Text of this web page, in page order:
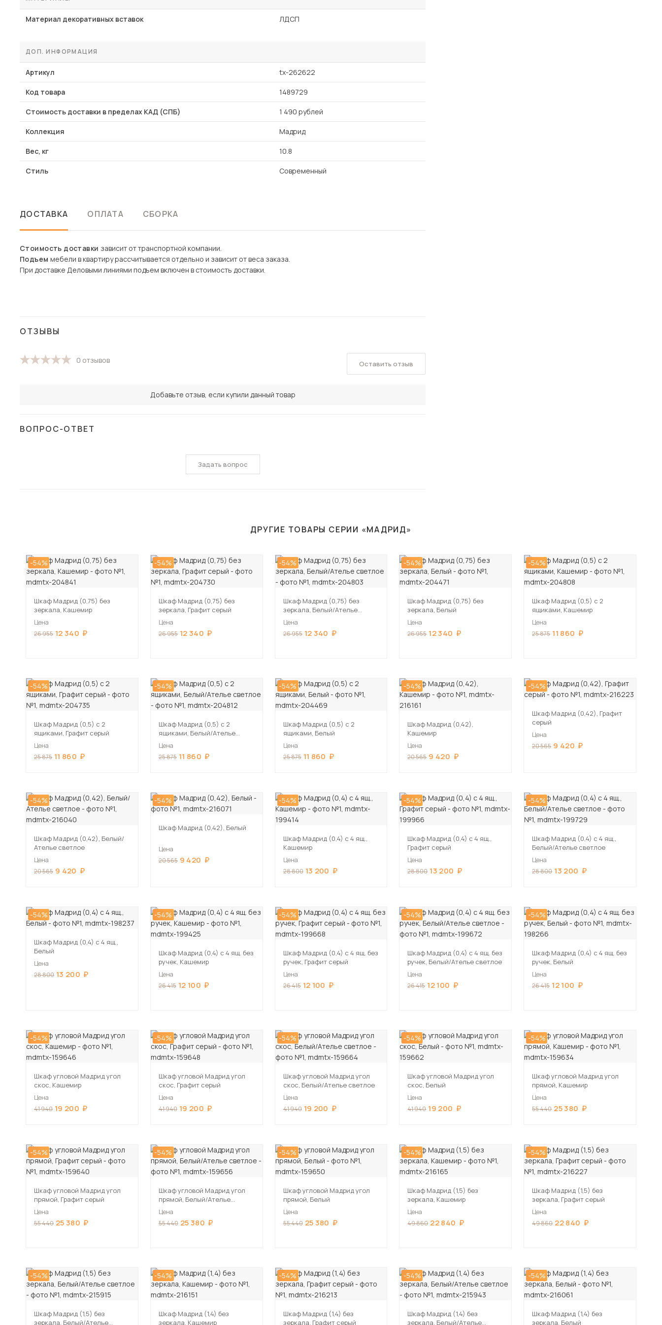
Материал декоративных вставок ЛДСП
ДОП. ИНФОРМАЦИЯ
Артикул tx-262622
Код товара 1489729
Стоимость доставки в пределах КАД (СПБ) 1 490 рублей
Коллекция Мадрид
Вес, кг 10.8
Стиль Современный
ДОСТАВКА ОПЛАТА СБОРКА
Стоимость доставки зависит от транспортной компании.
Подъем мебели в квартиру рассчитывается отдельно и зависит от веса заказа.
При доставке Деловыми линиями подъем включен в стоимость доставки.
ОТЗЫВЫ
0 отзывов
Добавьте отзыв, если купили данный товар
Оставить отзыв
ВОПРОС-ОТВЕТ
Задать вопрос
ДРУГИЕ ТОВАРЫ СЕРИИ «МАДРИД»
-54%
Шкаф Мадрид (0,75) без
зеркала, Кашемир
Цена
26 955 12 340
-54%
Шкаф Мадрид (0,75) без
зеркала, Графит серый
Цена
26 955 12 340
-54%
Шкаф Мадрид (0,75) без
зеркала, Белый/Ателье
светлое
Цена
26 955 12 340
-54%
Шкаф Мадрид (0,75) без
зеркала, Белый
Цена
26 955 12 340
-54%
Шкаф Мадрид (0,5) с 2
ящиками, Кашемир
Цена
25 875 11 860
-54%
Шкаф Мадрид (0,5) с 2
ящиками, Графит серый
Цена
25 875 11 860
-54%
Шкаф Мадрид (0,5) с 2
ящиками, Белый/Ателье
светлое
Цена
25 875 11 860
-54%
Шкаф Мадрид (0,5) с 2
ящиками, Белый
Цена
25 875 11 860
-54%
Шкаф Мадрид (0,42),
Кашемир
Цена
20 565 9 420
-54%
Шкаф Мадрид (0,42), Графит
серый
Цена
20 565 9 420
-54%
Шкаф Мадрид (0,42), Белый/
Ателье светлое
Цена
20 565 9 420
-54%
Шкаф Мадрид (0,42), Белый
Цена
20 565 9 420
-54%
Шкаф Мадрид (0,4) с 4 ящ.,
Кашемир
Цена
28 800 13 200
-54%
Шкаф Мадрид (0,4) с 4 ящ.,
Графит серый
Цена
28 800 13 200
-54%
Шкаф Мадрид (0,4) с 4 ящ.,
Белый/Ателье светлое
Цена
28 800 13 200
-54%
Шкаф Мадрид (0,4) с 4 ящ.,
Белый
Цена
28 800 13 200
-54%
Шкаф Мадрид (0,4) с 4 ящ. без
ручек, Кашемир
Цена
26 415 12 100
-54%
Шкаф Мадрид (0,4) с 4 ящ. без
ручек, Графит серый
Цена
26 415 12 100
-54%
Шкаф Мадрид (0,4) с 4 ящ. без
ручек, Белый/Ателье светлое
Цена
26 415 12 100
-54%
Шкаф Мадрид (0,4) с 4 ящ. без
ручек, Белый
Цена
26 415 12 100
-54%
Шкаф угловой Мадрид угол
скос, Кашемир
Цена
41 940 19 200
-54%
Шкаф угловой Мадрид угол
скос, Графит серый
Цена
41 940 19 200
-54%
Шкаф угловой Мадрид угол
скос, Белый/Ателье светлое
Цена
41 940 19 200
-54%
Шкаф угловой Мадрид угол
скос, Белый
Цена
41 940 19 200
-54%
Шкаф угловой Мадрид угол
прямой, Кашемир
Цена
55 440 25 380
-54%
Шкаф угловой Мадрид угол
прямой, Графит серый
Цена
55 440 25 380
-54%
Шкаф угловой Мадрид угол
прямой, Белый/Ателье
светлое
Цена
55 440 25 380
-54%
Шкаф угловой Мадрид угол
прямой, Белый
Цена
55 440 25 380
-54%
Шкаф Мадрид (1,5) без
зеркала, Кашемир
Цена
49 860 22 840
-54%
Шкаф Мадрид (1,5) без
зеркала, Графит серый
Цена
49 860 22 840
-54%
Шкаф Мадрид (1,5) без
зеркала, Белый/Ателье
-54%
Шкаф Мадрид (1,4) без
зеркала, Кашемир
-54%
Шкаф Мадрид (1,4) без
зеркала, Графит серый
-54%
Шкаф Мадрид (1,4) без
зеркала, Белый/Ателье
-54%
Шкаф Мадрид (1,4) без
зеркала, Белый